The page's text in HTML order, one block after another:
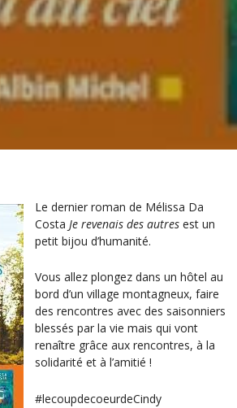
Le dernier roman de Mélissa Da
Costa Je revenais des autres est un
petit bijou d’humanité.
Vous allez plongez dans un hôtel au
bord d’un village montagneux, faire
des rencontres avec des saisonniers
blessés par la vie mais qui vont
renaître grâce aux rencontres, à la
solidarité et à l’amitié !
#lecoupdecoeurdeCindy